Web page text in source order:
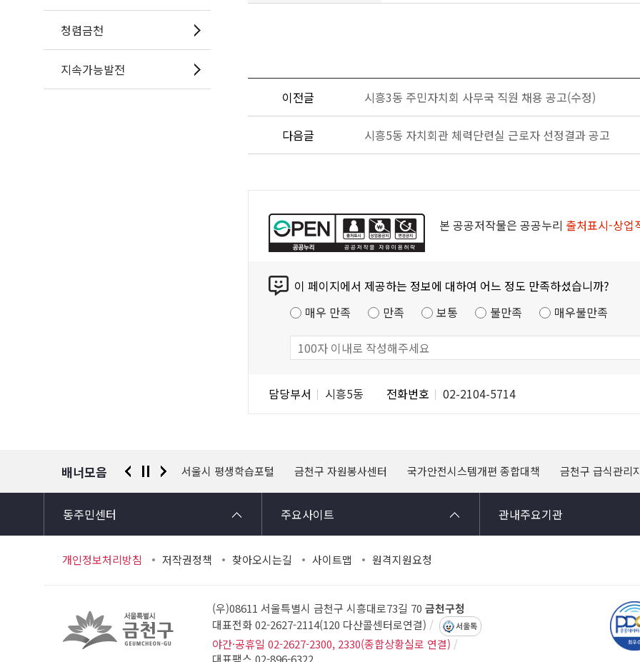
청렴금천
지속가능발전
이전글 시흥3동 주민자치회 사무국 직원 채용 공고(수정)
다음글 시흥5동 자치회관 체력단련실 근로자 선정결과 공고
본 공공저작물은 공공누리 출처표시-상업
이 페이지에서 제공하는 정보에 대하여 어느 정도 만족하셨습니까?
매우 만족
만족 보통 불만족 매우불만족
담당부서 시흥5동 전화번호 02-2104-5714
배너모음
경찰청 유실물 통합포털 서울시 평생학습포털 금천구 자원봉사센터 국가안전시스템개편 종합대책 금천구 급식관리
동주민센터 주요사이트 관내주요기관
개인정보처리방침 저작권정책 찾아오시는길 사이트맵 원격지원요청
(우)08611 서울특별시 금천구 시흥대로73길 70 금천구청
대표전화 02-2627-2114(120 다산콜센터로연결) 서울톡
야간·공휴일 02-2627-2300, 2330(종합상황실로 연결)
대표팩스 02-896-6322